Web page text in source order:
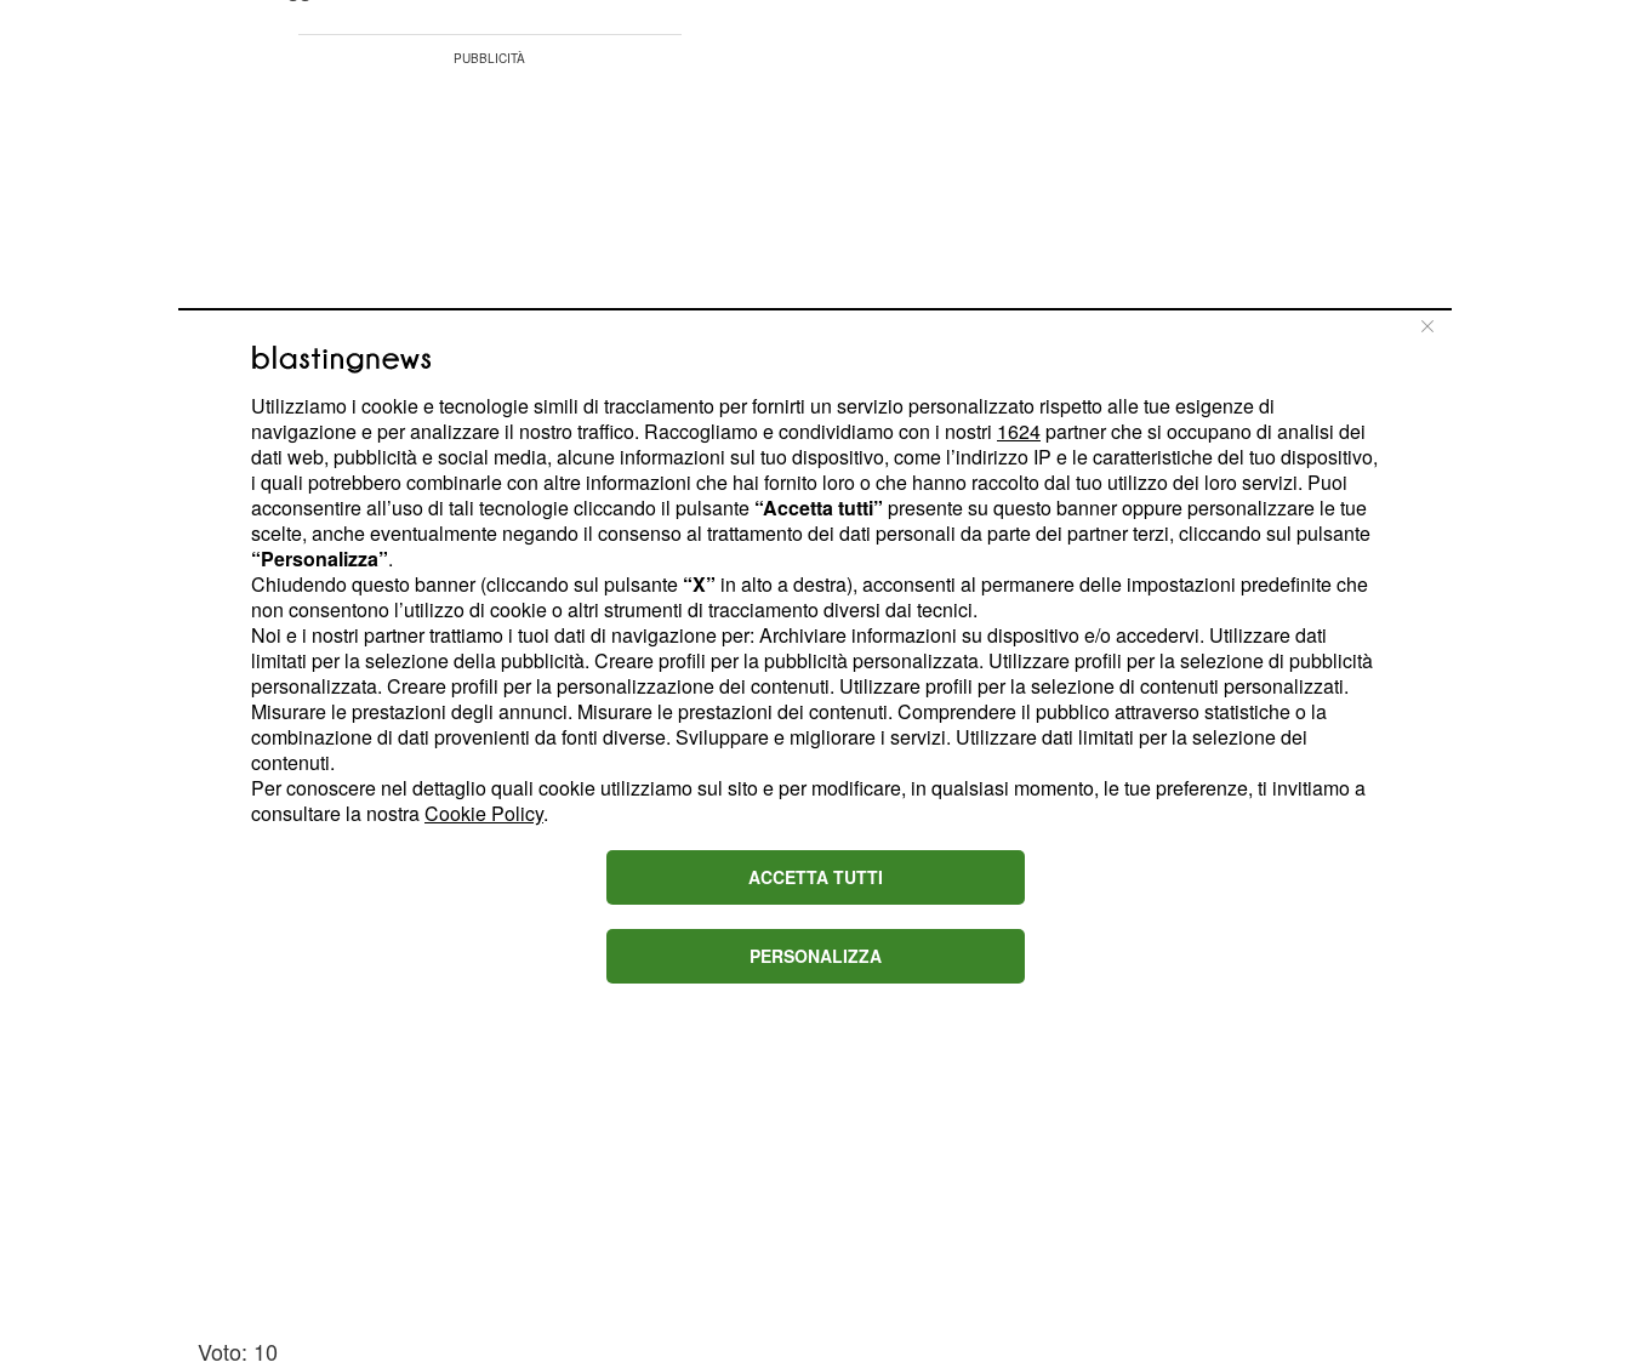
È ora di dare una svolta alle transazioni in attesa: con
energia, otterrete ottimi risultati. Mostrate le vostre abilità,
senza però mettere a rischio la vostra reputazione. Voto: 6
– Siete molto concentrati sul lavoro e avete una
grande voglia di migliorare le cose. State cercando di
semplificare il vostro lavoro quotidiano, con idee creative.
Gli attuali aspetti planetari vi aiuteranno molto negli affari, e
soprattutto vi daranno la giusta carica per impegnarvi in
progetti che porteranno risultati concreti. Avete tutte le carte
in regola per investire con successo, le vostre idee sono
solide e la vostra ambizione vi spinge a fare bene. Vi sarà
facile farvi capire da chi vorrà seguirvi in questa avventura.
Voto: 10
Utilizziamo i cookie e tecnologie simili di tracciamento per fornirti un servizio personalizzato rispetto alle tue esigenze di
navigazione e per analizzare il nostro traffico. Raccogliamo e condividiamo con i nostri 1624partner che si occupano di analisi dei
dati web, pubblicità e social media, alcune informazioni sul tuo dispositivo, come l’indirizzo IP e le caratteristiche del tuo dispositivo,
i quali potrebbero combinarle con altre informazioni che hai fornito loro o che hanno raccolto dal tuo utilizzo dei loro servizi. Puoi
acconsentire all’uso di tali tecnologie cliccando il pulsante “Accetta tutti” presente su questo banner oppure personalizzare le tue
scelte, anche eventualmente negando il consenso al trattamento dei dati personali da parte dei partner terzi, cliccando sul pulsante
“Personalizza”.
Chiudendo questo banner (cliccando sul pulsante “X” in alto a destra), acconsenti al permanere delle impostazioni predefinite che
non consentono l’utilizzo di cookie o altri strumenti di tracciamento diversi dai tecnici.
Noi e i nostri partner trattiamo i tuoi dati di navigazione per: Archiviare informazioni su dispositivo e/o accedervi. Utilizzare dati
limitati per la selezione della pubblicità. Creare profili per la pubblicità personalizzata. Utilizzare profili per la selezione di pubblicità
personalizzata. Creare profili per la personalizzazione dei contenuti. Utilizzare profili per la selezione di contenuti personalizzati.
Misurare le prestazioni degli annunci. Misurare le prestazioni dei contenuti. Comprendere il pubblico attraverso statistiche o la
combinazione di dati provenienti da fonti diverse. Sviluppare e migliorare i servizi. Utilizzare dati limitati per la selezione dei
contenuti.
Per conoscere nel dettaglio quali cookie utilizziamo sul sito e per modificare, in qualsiasi momento, le tue preferenze, ti invitiamo a
consultare la nostraCookie Policy.
ACCETTA TUTTI
PERSONALIZZA